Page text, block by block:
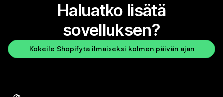
Haluatko lisätä
sovelluksen?
Kokeile Shopifyta ilmaiseksi kolmen päivän ajan